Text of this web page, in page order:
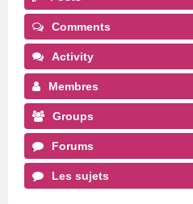
Comments
Activity
Membres
Groups
Forums
Les sujets